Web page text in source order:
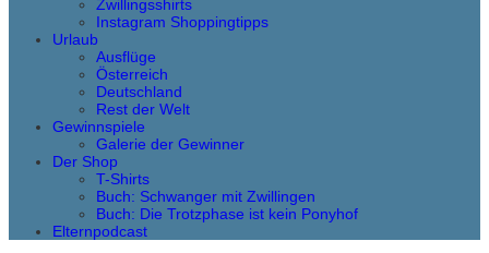
Zwillingsshirts
Instagram Shoppingtipps
Urlaub
Ausflüge
Österreich
Deutschland
Rest der Welt
Gewinnspiele
Galerie der Gewinner
Der Shop
T-Shirts
Buch: Schwanger mit Zwillingen
Buch: Die Trotzphase ist kein Ponyhof
Elternpodcast